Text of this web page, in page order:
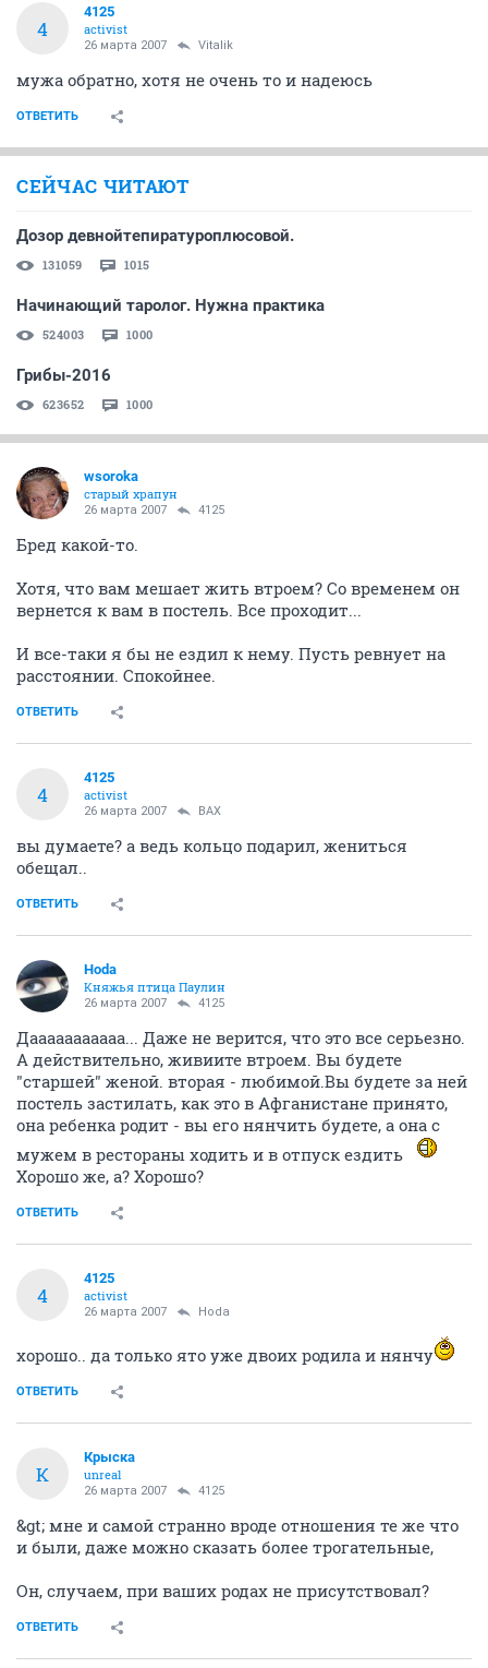
4
4125
activist
26 марта 2007 Vitalik
мужа обратно, хотя не очень то и надеюсь
ОТВЕТИТЬ
СЕЙЧАС ЧИТАЮТ
Дозор девнойтепиратуроплюсовой.
131059 1015
Начинающий таролог. Нужна практика
524003 1000
Грибы-2016
623652 1000
wsoroka
старый храпун
26 марта 2007 4125
Бред какой-то.
Хотя, что вам мешает жить втроем? Со временем он
вернется к вам в постель. Все проходит...
И все-таки я бы не ездил к нему. Пусть ревнует на
расстоянии. Спокойнее.
ОТВЕТИТЬ
4
4125
activist
26 марта 2007 ВАХ
вы думаете? а ведь кольцо подарил, жениться
обещал..
ОТВЕТИТЬ
Hoda
Княжья птица Паулин
26 марта 2007 4125
Дааааааааааа... Даже не верится, что это все серьезно.
А действительно, живиите втроем. Вы будете
"старшей" женой. вторая - любимой.Вы будете за ней
постель застилать, как это в Афганистане принято,
она ребенка родит - вы его нянчить будете, а она с
мужем в рестораны ходить и в отпуск ездить
Хорошо же, а? Хорошо?
ОТВЕТИТЬ
4
4125
activist
26 марта 2007 Hoda
хорошо.. да только ято уже двоих родила и нянчу
ОТВЕТИТЬ
К
Крыска
unreal
26 марта 2007 4125
&gt; мне и самой странно вроде отношения те же что
и были, даже можно сказать более трогательные,
Он, случаем, при ваших родах не присутствовал?
ОТВЕТИТЬ